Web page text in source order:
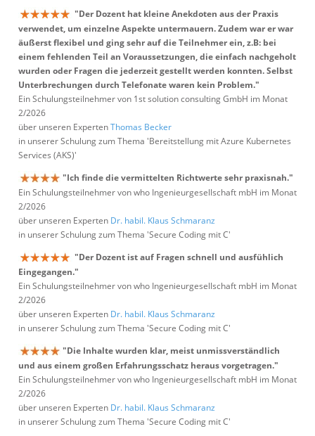
"Der Dozent hat kleine Anekdoten aus der Praxis
verwendet, um einzelne Aspekte untermauern. Zudem war er war
äußerst flexibel und ging sehr auf die Teilnehmer ein, z.B: bei
einem fehlenden Teil an Voraussetzungen, die einfach nachgeholt
wurden oder Fragen die jederzeit gestellt werden konnten. Selbst
Unterbrechungen durch Telefonate waren kein Problem."
Ein Schulungsteilnehmer von 1st solution consulting GmbH im Monat
2/2026
über unseren ExpertenThomas Becker
in unserer Schulung zum Thema 'Bereitstellung mit Azure Kubernetes
Services (AKS)'
"Ich finde die vermittelten Richtwerte sehr praxisnah."
Ein Schulungsteilnehmer von who Ingenieurgesellschaft mbH im Monat
2/2026
über unseren Experten Dr. habil. Klaus Schmaranz
in unserer Schulung zum Thema 'Secure Coding mit C'
"Der Dozent ist auf Fragen schnell und ausfühlich
Eingegangen."
Ein Schulungsteilnehmer von who Ingenieurgesellschaft mbH im Monat
2/2026
über unseren Experten Dr. habil. Klaus Schmaranz
in unserer Schulung zum Thema 'Secure Coding mit C'
"Die Inhalte wurden klar, meist unmissverständlich
und aus einem großen Erfahrungsschatz heraus vorgetragen."
Ein Schulungsteilnehmer von who Ingenieurgesellschaft mbH im Monat
2/2026
über unseren Experten Dr. habil. Klaus Schmaranz
in unserer Schulung zum Thema 'Secure Coding mit C'